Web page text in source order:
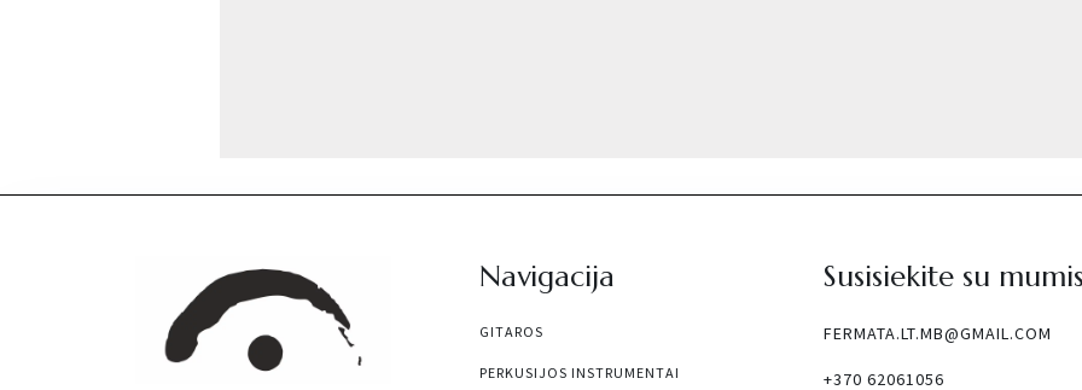
Navigacija
GITAROS
PERKUSIJOS INSTRUMENTAI
Susisiekite su mumis
FERMATA.LT.MB@GMAIL.COM
+370 62061056